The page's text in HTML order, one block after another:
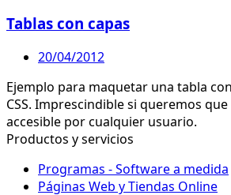
Tablas con capas
20/04/2012
Ejemplo para maquetar una tabla
CSS. Imprescindible si queremos
accesible por cualquier usuario.
Productos y servicios
Programas - Software a medida
Páginas Web y Tiendas Online